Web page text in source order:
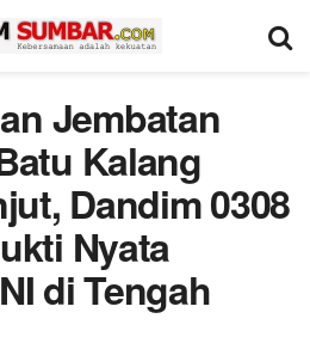
Jembatan
Kalang
Dandim 0308
Nyata
di Tengah